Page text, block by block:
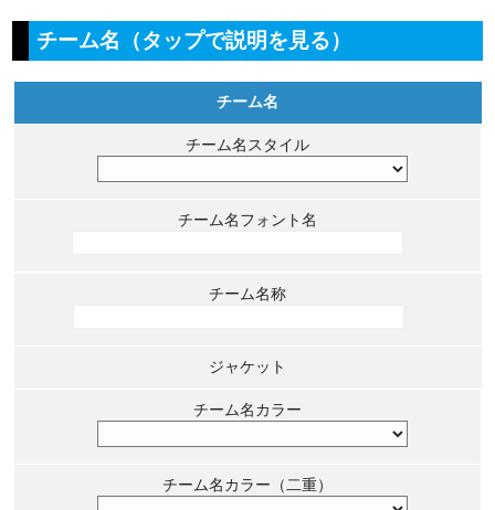
チーム名（タップで説明を見る）
チーム名
チーム名スタイル
チーム名フォント名
チーム名称
ジャケット
チーム名カラー
チーム名カラー（二重）